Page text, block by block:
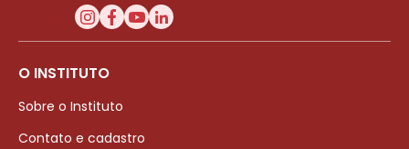
O INSTITUTO
Sobre o Instituto
Contato e cadastro